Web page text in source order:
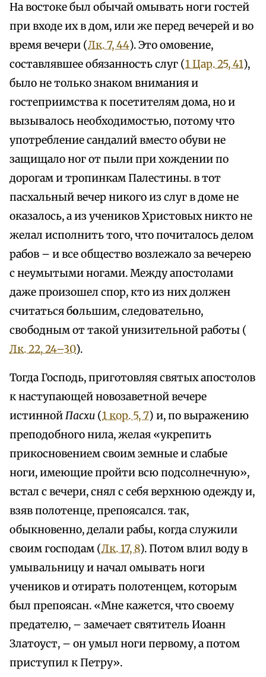
На востоке был обычай омывать ноги гостей
при входе их в дом, или же перед вечерей и во
время вечери (Лк. 7, 44). Это омовение,
составлявшее обязанность слуг (1 Цар. 25, 41),
было не только знаком внимания и
гостеприимства к посетителям дома, но и
вызывалось необходимостью, потому что
употребление сандалий вместо обуви не
защищало ног от пыли при хождении по
дорогам и тропинкам Палестины. в тот
пасхальный вечер никого из слуг в доме не
оказалось, а из учеников Христовых никто не
желал исполнить того, что почиталось делом
рабов – и все общество возлежало за вечерею
с неумытыми ногами. Между апостолами
даже произошел спор, кто из них должен
считаться большим, следовательно,
свободным от такой унизительной работы (
Лк. 22, 24–30).
Тогда Господь, приготовляя святых апостолов
к наступающей новозаветной вечере
истиннойПасхи (1 кор. 5, 7) и, по выражению
преподобного нила, желая «укрепить
прикосновением своим земные и слабые
ноги, имеющие пройти всю подсолнечную»,
встал с вечери, снял с себя верхнюю одежду и,
взяв полотенце, препоясался. так,
обыкновенно, делали рабы, когда служили
своим господам (Лк. 17, 8). Потом влил воду в
умывальницу и начал омывать ноги
учеников и отирать полотенцем, которым
был препоясан. «Мне кажется, что своему
предателю, – замечает святитель Иоанн
Златоуст, – он умыл ноги первому, а потом
приступил к Петру».